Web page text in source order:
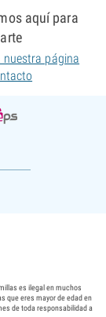
aquí para
nuestra página
es ilegal en muchos
que eres mayor de edad en
de toda responsabilidad a